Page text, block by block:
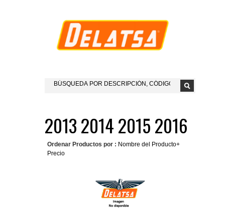
2013 2014 2015 2016
Ordenar Productos por : Nombre del Producto+
Precio